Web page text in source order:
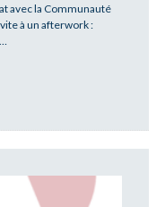
avec la Communauté
à un afterwork :